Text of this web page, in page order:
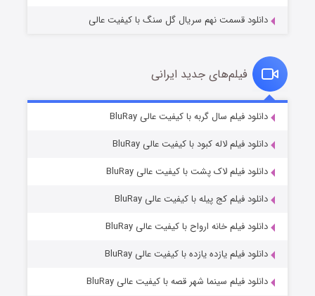
قسمت۶ (زیرنویس) منتشر شد
دانلود قسمت نهم سریال گل سنگ با کیفیت عالی
فیلم‌های جدید ایرانی
دانلود فیلم سال گربه با کیفیت عالی BluRay
دانلود فیلم لاله کبود با کیفیت عالی BluRay
دانلود فیلم لاک پشت با کیفیت عالی BluRay
دانلود فیلم کج‌ پیله با کیفیت عالی BluRay
دانلود فیلم خانه ارواح با کیفیت عالی BluRay
دانلود فیلم یازده یازده با کیفیت عالی BluRay
دانلود فیلم سینما شهر قصه با کیفیت عالی BluRay